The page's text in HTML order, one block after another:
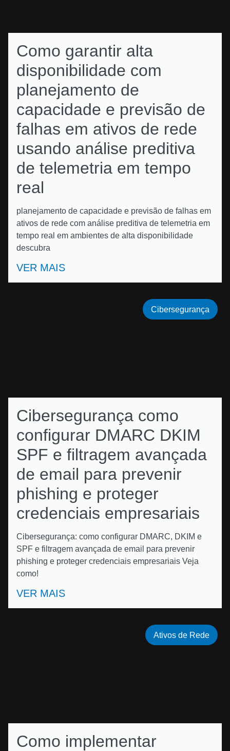
Como garantir alta
disponibilidade com
planejamento de
capacidade e previsão de
falhas em ativos de rede
usando análise preditiva
de telemetria em tempo
real
planejamento de capacidade e previsão de falhas em
ativos de rede com análise preditiva de telemetria em
tempo real em ambientes de alta disponibilidade
descubra
VER MAIS
Cibersegurança como
configurar DMARC DKIM
SPF e filtragem avançada
de email para prevenir
phishing e proteger
credenciais empresariais
Cibersegurança: como configurar DMARC, DKIM e
SPF e filtragem avançada de email para prevenir
phishing e proteger credenciais empresariais Veja
como!
VER MAIS
Cibersegurança
Como implementar
Ativos de Rede